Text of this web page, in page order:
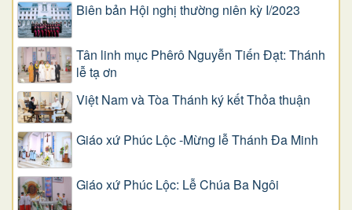
Biên bản Hội nghị thường niên kỳ I/2023
Tân linh mục Phêrô Nguyễn Tiến Đạt: Thánh
lễ tạ ơn
Việt Nam và Tòa Thánh ký kết Thỏa thuận
Giáo xứ Phúc Lộc -Mừng lễ Thánh Đa Minh
Giáo xứ Phúc Lộc: Lễ Chúa Ba Ngôi